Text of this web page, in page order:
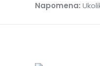
Napomena: